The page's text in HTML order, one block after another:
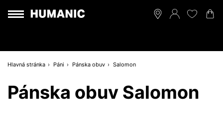
Hlavná stránka Páni Pánska obuv Salomon
Pánska obuv Salomon